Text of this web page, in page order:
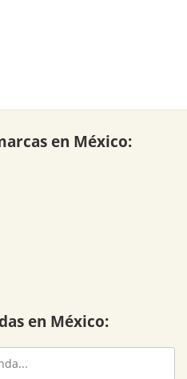
en México:
en México: